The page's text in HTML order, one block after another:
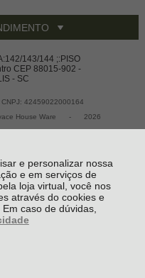
e personalizar nossa
e em serviços de
loja virtual, você nos
através do cookies e
caso de dúvidas,
143/144 ;:PISO
CEP 88015-902 -
- SC
CNPJ: 42459022000164
House Ware - 2026